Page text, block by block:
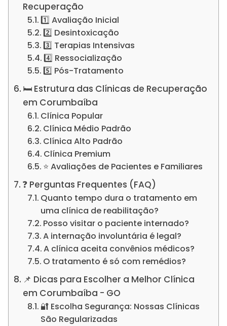
Recuperação
1️⃣ Avaliação Inicial
2️⃣ Desintoxicação
3️⃣ Terapias Intensivas
4️⃣ Ressocialização
5️⃣ Pós-Tratamento
🛏️ Estrutura das Clínicas de Recuperação
em Corumbaíba
Clínica Popular
Clínica Médio Padrão
Clínica Alto Padrão
Clínica Premium
⭐ Avaliações de Pacientes e Familiares
❓ Perguntas Frequentes (FAQ)
Quanto tempo dura o tratamento em
uma clínica de reabilitação?
Posso visitar o paciente internado?
A internação involuntária é legal?
A clínica aceita convênios médicos?
O tratamento é só com remédios?
📌 Dicas para Escolher a Melhor Clínica
em Corumbaíba - GO
🔐 Escolha Segurança: Nossas Clínicas
São Regularizadas